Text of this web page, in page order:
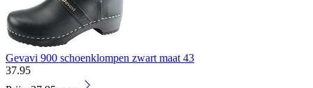
Gevavi 900 schoenklompen zwart maat 43
37.95